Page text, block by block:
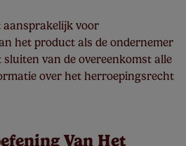
aansprakelijk voor
het product als de ondernemer
van de overeenkomst alle
over het herroepingsrecht
Van Het